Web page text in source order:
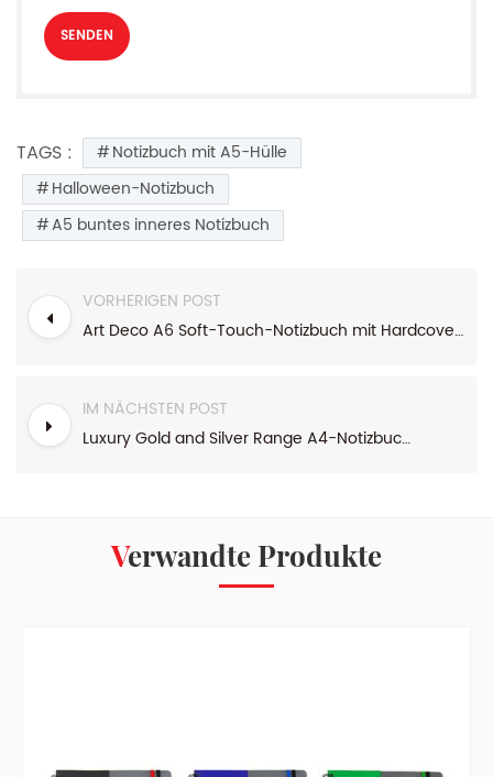
TAGS :
Notizbuch mit A5-Hülle
Halloween-Notizbuch
A5 buntes inneres Notizbuch
VORHERIGEN POST
Art Deco A6 Soft-Touch-Notizbuch mit Hardcover-Einband
IM NÄCHSTEN POST
Luxury Gold and Silver Range A4-Notizbuch mit Spiralbindung
Verwandte Produkte